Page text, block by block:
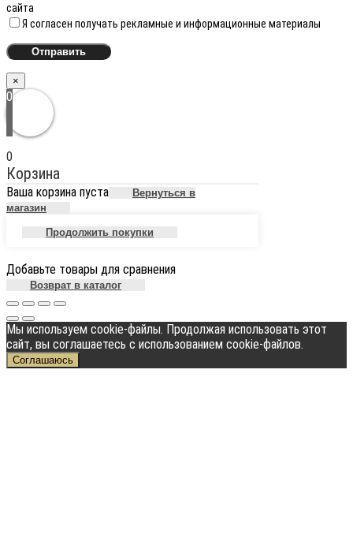
сайта
Я согласен получать рекламные и информационные материалы
×
0
0
Корзина
Ваша корзина пуста
Вернуться в
магазин
Продолжить покупки
Добавьте товары для сравнения
Возврат в каталог
Мы используем cookie-файлы. Продолжая использовать этот
сайт, вы соглашаетесь с использованием cookie-файлов.
Соглашаюсь